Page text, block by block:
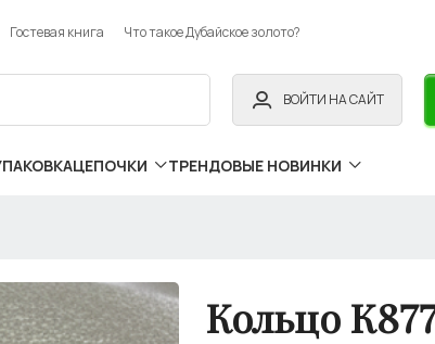
Гостевая книга Что такое Дубайское золото?
ВОЙТИ НА САЙТ
ЦЕПОЧКИ ТРЕНДОВЫЕ НОВИНКИ
Кольцо